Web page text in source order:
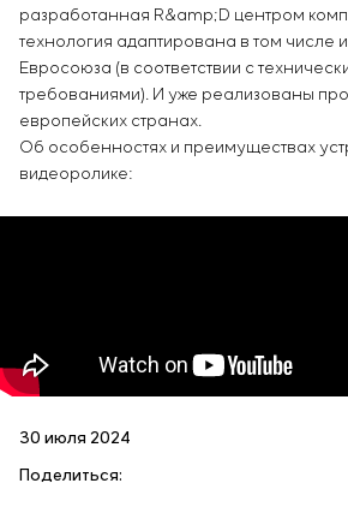
разработанная R&amp;D центром
технология адаптирована в том числе
Евросоюза (в соответствии с
требованиями). И уже реализованы
европейских странах.
Об особенностях и преимуществах
видеоролике:
30 июля 2024
Поделиться: